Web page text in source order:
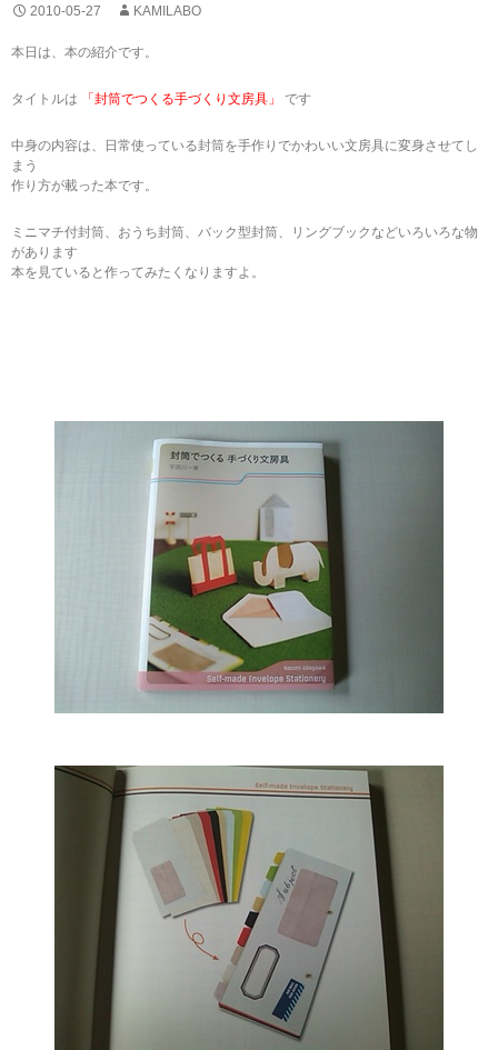
2010-05-27 KAMILABO
本日は、本の紹介です。
タイトルは 「封筒でつくる手づくり文房具」 です
中身の内容は、日常使っている封筒を手作りでかわいい文房具に変身させてし
まう
作り方が載った本です。
ミニマチ付封筒、おうち封筒、バック型封筒、リングブックなどいろいろな物
があります
本を見ていると作ってみたくなりますよ。